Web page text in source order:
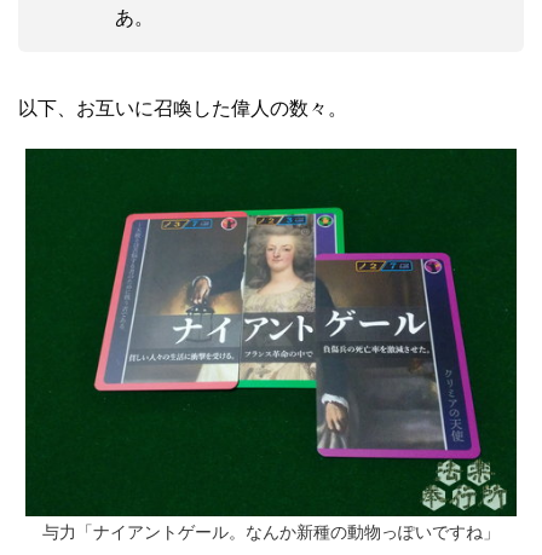
あ。
以下、お互いに召喚した偉人の数々。
与力「ナイアントゲール。なんか新種の動物っぽいですね」